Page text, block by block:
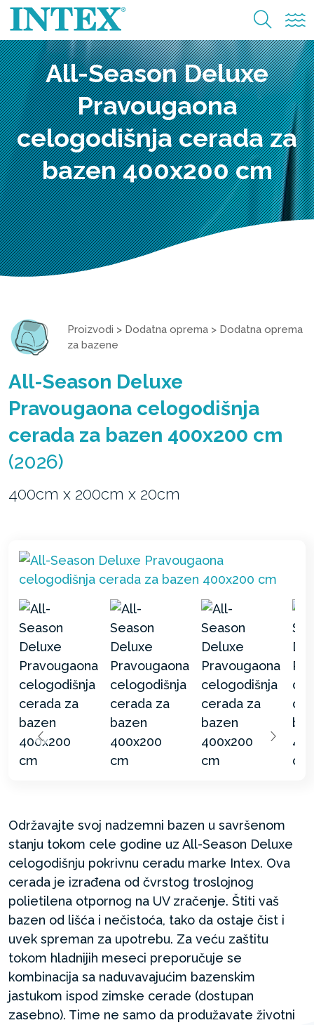
All-Season Deluxe
Pravougaona
celogodišnja cerada za
bazen 400x200 cm
Proizvodi > Dodatna oprema > Dodatna oprema
za bazene
All-Season Deluxe
Pravougaona celogodišnja
cerada za bazen 400x200 cm
(2026)
400cm x 200cm x 20cm
Održavajte svoj nadzemni bazen u savršenom
stanju tokom cele godine uz All-Season Deluxe
celogodišnju pokrivnu ceradu marke Intex. Ova
cerada je izrađena od čvrstog troslojnog
polietilena otpornog na UV zračenje. Štiti vaš
bazen od lišća i nečistoća, tako da ostaje čist i
uvek spreman za upotrebu. Za veću zaštitu
tokom hladnijih meseci preporučuje se
kombinacija sa naduvavajućim bazenskim
jastukom ispod zimske cerade (dostupan
zasebno). Time ne samo da produžavate životni